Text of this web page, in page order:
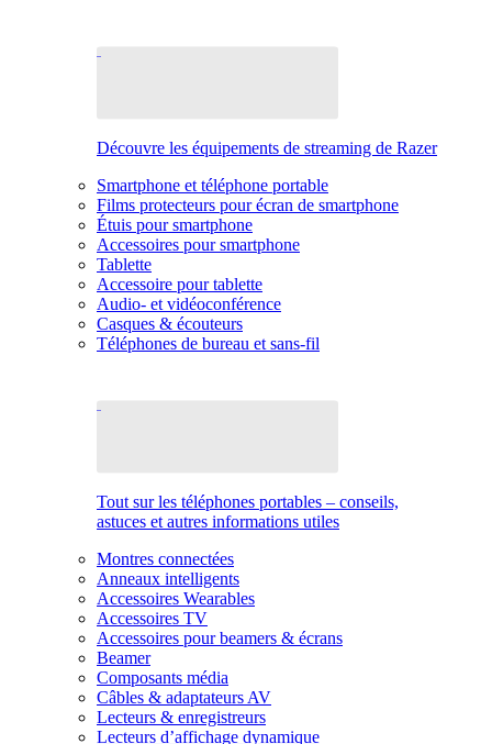
Découvre les équipements de streaming de Razer
Smartphone et téléphone portable
Films protecteurs pour écran de smartphone
Étuis pour smartphone
Accessoires pour smartphone
Tablette
Accessoire pour tablette
Audio- et vidéoconférence
Casques & écouteurs
Téléphones de bureau et sans-fil
Tout sur les téléphones portables – conseils,
astuces et autres informations utiles
Montres connectées
Anneaux intelligents
Accessoires Wearables
Accessoires TV
Accessoires pour beamers & écrans
Beamer
Composants média
Câbles & adaptateurs AV
Lecteurs & enregistreurs
Lecteurs d’affichage dynamique